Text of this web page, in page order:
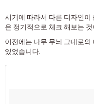
시기에 따라서 다른 디자인이
은 정기적으로 체크 해보는 것
이전에는 나무 무늬 그대로의
있었습니다.